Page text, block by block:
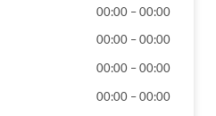
00:00 –00:00
00:00 –00:00
00:00 –00:00
00:00 –00:00